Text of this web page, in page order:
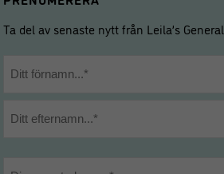
Ta del av senaste nytt från Leila’s